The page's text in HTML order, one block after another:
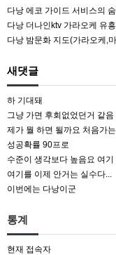
다낭 에코 가이드 서비스의
다낭 더나인ktv 가라오케 유
다낭 밤문화 지도(가라오케,
새댓글
하 기대돼
그냥 가면 후회없었던거 같음
제가 뭘 하면 될까요 처음가는
성공확률 90프로
수준이 생각보다 높음요 여기
여기를 이제 안거는 실수다...
이번에는 다낭이군
통계
현재 접속자